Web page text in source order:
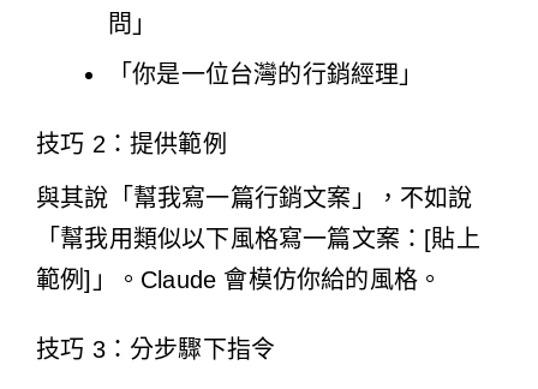
問」
「你是一位台灣的行銷經理」
技巧 2：提供範例
與其說「幫我寫一篇行銷文案」，不如說
「幫我用類似以下風格寫一篇文案：[貼上
範例]」。Claude 會模仿你給的風格。
技巧 3：分步驟下指令